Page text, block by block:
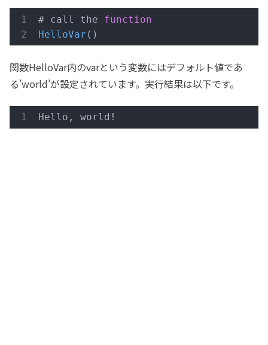
# call the function
HelloVar ()
関数HelloVar内のvarという変数にはデフォルト値であ
る’world’が設定されています。実行結果は以下です。
Hello, world!